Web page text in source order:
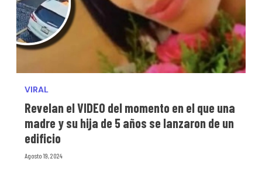
VIRAL
Revelan el VIDEO del momento en el que una
madre y su hija de 5 años se lanzaron de un
edificio
Agosto 19, 2024